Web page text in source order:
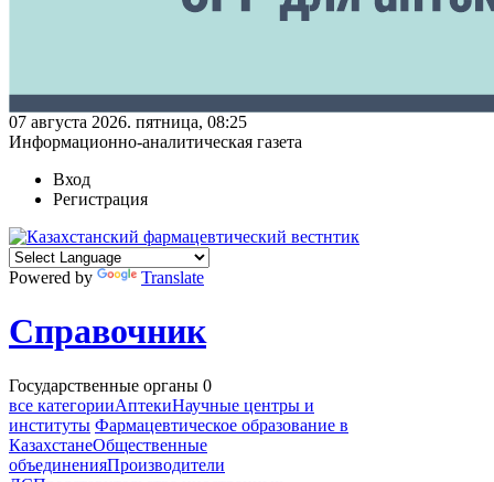
07 августа 2026. пятница, 08:25
Информационно-аналитическая газета
Вход
Регистрация
Powered by Translate
Справочник
Государственные органы 0
все категорииАптекиНаучные центры и
институты Фармацевтическое образование в
КазахстанеОбщественные
объединенияПроизводители